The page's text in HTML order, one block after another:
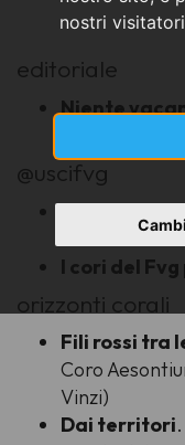
nostri
editoriale
Niente
@uscifvg
Serenade.
I cori del
orizzonti corali
Fili rossi tra
Coro
Vinzi)
Dai territori